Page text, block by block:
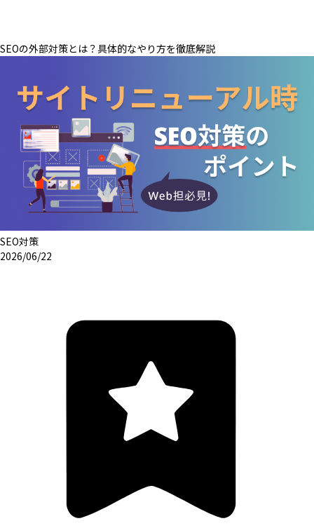
SEOの外部対策とは？具体的なやり方を徹底解説
SEO対策
2026/06/22